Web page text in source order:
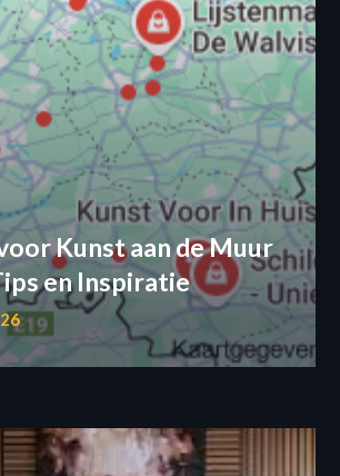
Kunst aan de Muur
en Inspiratie